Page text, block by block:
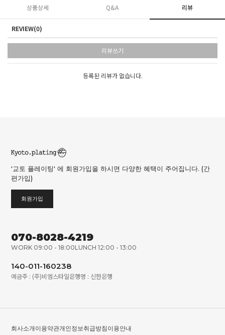
상품상세 Q&A 리뷰
REVIEW(0)
리뷰쓰기
등록된 리뷰가 없습니다.
'교토 플레이팅' 에 회원가입을 하시면 다양한 혜택이 주어집니다. (간
편가입)
회원가입
070-8028-4219
WORK 09:00 - 18:00LUNCH 12:00 - 13:00
140-011-160238
예금주 : (주)비엠스타일은행명 : 신한은행
회사소개이용약관개인정보취급방침이용안내